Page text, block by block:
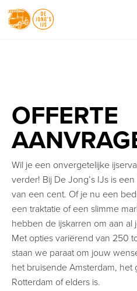
NEDERLANDS
OFFERTE
Wil je een onvergetelijke
verder! Bij De Jong’s IJs is
van een cent. Of je nu een
een traktatie of een slimme
hebben de ijskarren om aan
Met opties variërend van 250
staan we paraat om jouw
het bruisende Amsterdam,
Rotterdam of elders is.